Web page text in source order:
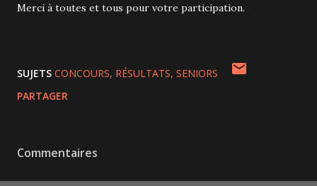
Merci à toutes et tous pour votre participation.
SUJETS CONCOURS RÉSULTATS SENIORS
PARTAGER
Commentaires